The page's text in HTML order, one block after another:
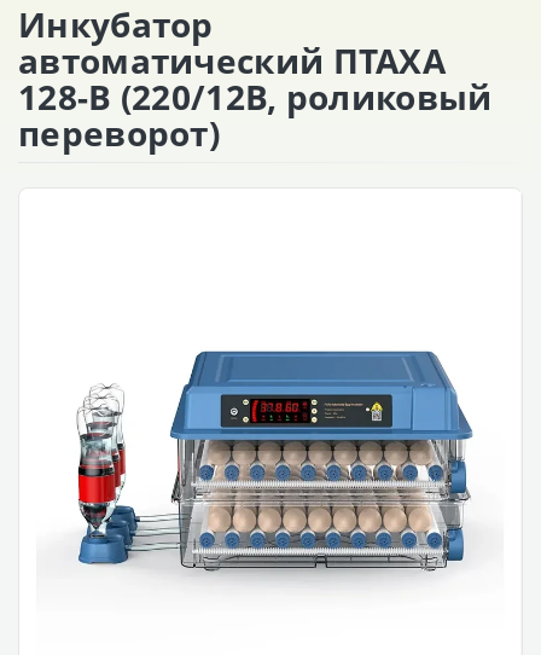
Инкубатор
автоматический ПТАХА
128-В (220/12В, роликовый
переворот)